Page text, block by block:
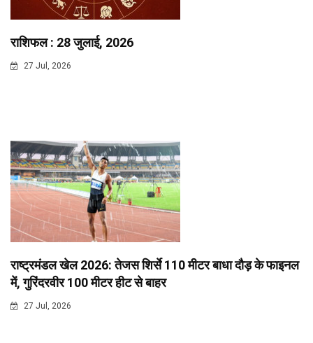
राशिफल : 28 जुलाई, 2026
27 Jul, 2026
राष्ट्रमंडल खेल 2026: तेजस शिर्से 110 मीटर बाधा दौड़ के फाइनल
में, गुरिंदरवीर 100 मीटर हीट से बाहर
27 Jul, 2026